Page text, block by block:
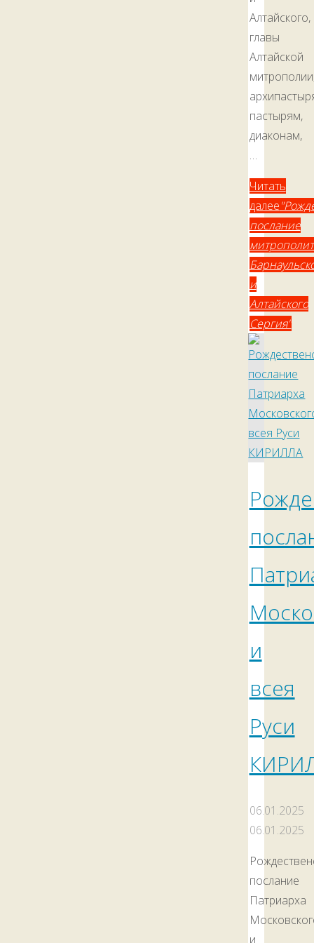
Алтайского,
главы
Алтайской
пастырям,
диаконам,
…
Читать
далее
послание
и
Алтайского
Сергия"
и
всея
Руси
06.01.2025
06.01.2025
послание
Патриарха
и